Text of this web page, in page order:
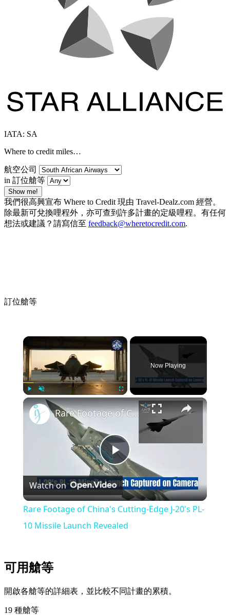
IATA: SA
Where to credit miles…
航空公司
in 訂位艙等
Show me!
我們很高興宣布 Where to Credit 現由 Travel-Dealz.com 經營。
除最新可兌換哩程外，亦可查到許多計畫的定級哩程。有任何
想法或建議？請寫信至 feedback@wheretocredit.com.
訂位艙等
×
Unmute
Now Playing
×
Play
Video
Rare Footage of China's Cutting-Edge J-20's PL-10 Missile Launch Revealed
Watch on
Rare Footage of China's Cutting-Edge J-20's PL-
10 Missile Launch Revealed
可用艙等
開啟各艙等的詳細表，並比較不同計畫的累積。
19 種艙等